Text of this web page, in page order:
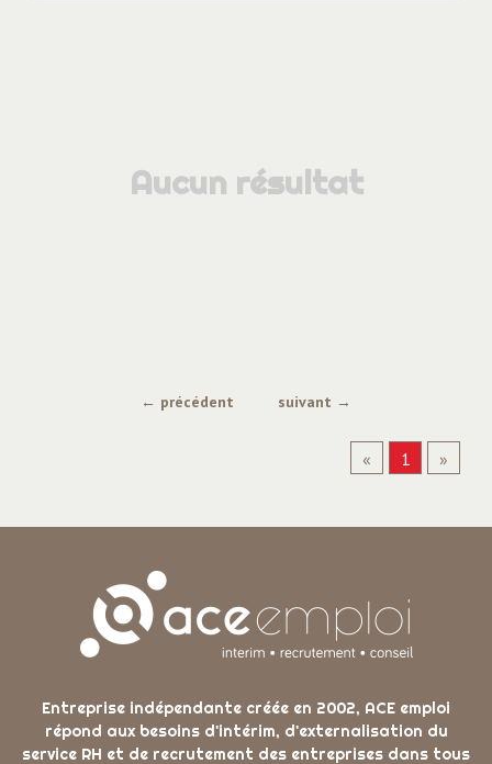
Aucun résultat
ACE Domène
ACE Saint-Etienne-de-Saint-Geoirs
← précédent suivant →
« 1 »
Entreprise indépendante créée en 2002, ACE emploi
répond aux besoins d'intérim, d'externalisation du
service RH et de recrutement des entreprises dans tous